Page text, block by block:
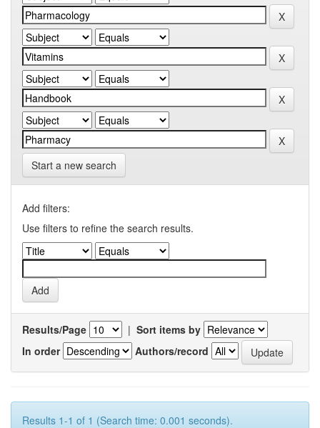
Start a new search
Add filters:
Use filters to refine the search results.
Results/Page | Sort items by
In order
Authors/record
Results 1-1 of 1 (Search time: 0.001 seconds).